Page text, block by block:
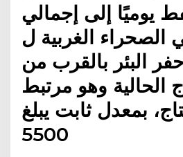
يوميًا إلى إجمالي
الصحراء الغربية ل
البئر بالقرب من
الحالية وهو مرتبط
بمعدل ثابت يبلغ
5500